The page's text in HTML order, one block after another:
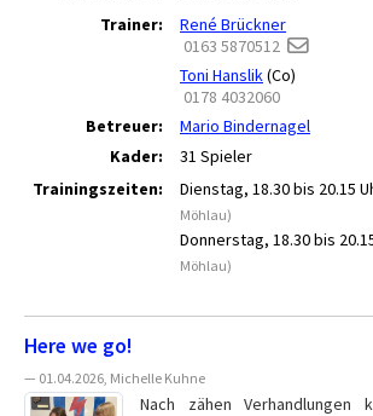
Trainer:
René Brückner
0163 5870512
Toni Hanslik(Co)
0178 4032060
Betreuer:
Mario Bindernagel
Kader:
31 Spieler
Trainingszeiten:
Dienstag, 18.30 bis 20.15
Möhlau)
Donnerstag, 18.30 bis
Möhlau)
Here we go!
— 01.04.2026, Michelle Kuhne
Nach zähen Verhandlungen